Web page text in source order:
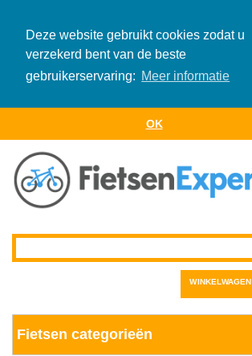
Deze website gebruikt cookies zodat u
verzekerd bent van de beste
gebruikerservaring: Meer informatie
OK
WINKELWAGEN
Fietsen categorieën